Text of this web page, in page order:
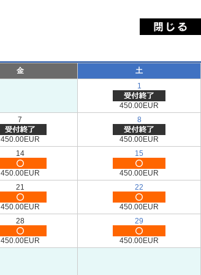
金
土
1
450.00EUR
7
450.00EUR
8
450.00EUR
14
450.00EUR
15
450.00EUR
21
450.00EUR
22
450.00EUR
28
450.00EUR
29
450.00EUR